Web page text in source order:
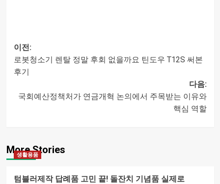
글
내비게이션
이전:
로봇청소기 렌탈 정말 후회 없을까요 틴도우 T12S 써본
후기
다음:
국회예산정책처가 연금개혁 논의에서 주목받는 이유와
핵심 역할
More Stories
생활용품
텀블러제작 답례품 고민 끝! 돌잔치 기념품 실제로